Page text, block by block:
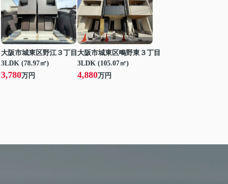
大阪市城東区野江３丁目
3LDK (78.97㎡)
3,780万円
大阪市城東区鴫野東３丁目
3LDK (105.07㎡)
4,880万円